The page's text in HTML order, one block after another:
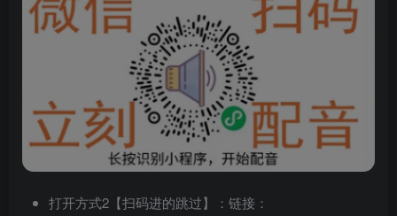
打开方式2【扫码进的跳过】：链接：